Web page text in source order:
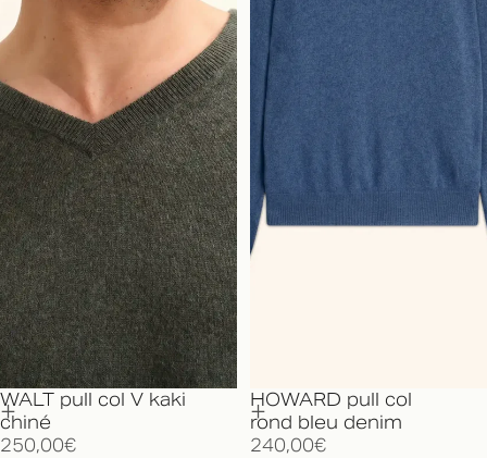
WALT pull col V kaki
chiné
250,00€
HOWARD pull col
rond bleu denim
240,00€